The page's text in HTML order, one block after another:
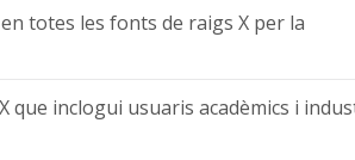
totes les fonts de raigs X per la
que inclogui usuaris acadèmics i